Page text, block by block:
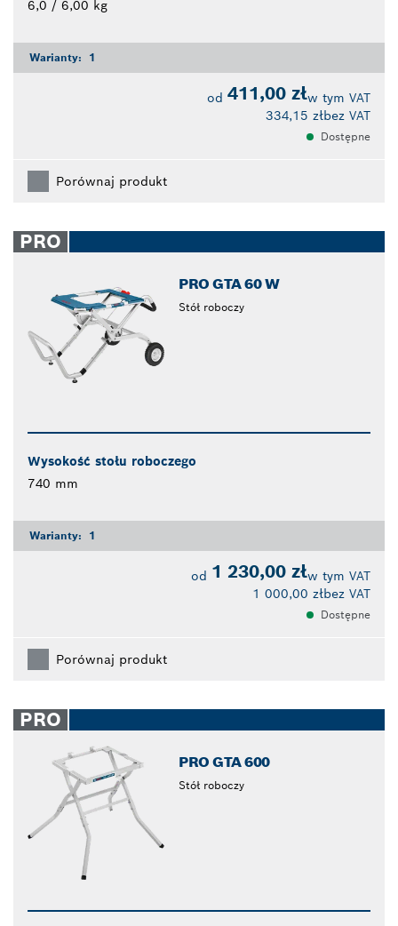
6,0 / 6,00 kg
Warianty: 1
od 411,00 złw tym VAT
334,15 złbez VAT
Dostępne
Porównaj produkt
PRO
PRO GTA 60 W
Stół roboczy
Wysokość stołu roboczego
740 mm
Warianty: 1
od 1 230,00 złw tym VAT
1 000,00 złbez VAT
Dostępne
Porównaj produkt
PRO
PRO GTA 600
Stół roboczy